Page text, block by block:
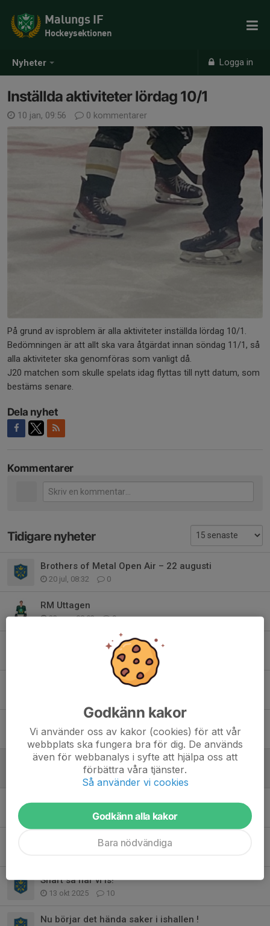
Nyheter Logga in
Malungs IF
Hockeysektionen
Inställda aktiviteter lördag 10/1
10 jan, 09:56 0 kommentarer
På grund av isproblem är alla aktiviteter inställda lördag 10/1.
Bedömningen är att allt ska vara åtgärdat innan söndag 11/1, så
alla aktiviteter ska genomföras som vanligt då.
J20 matchen som skulle spelats idag flyttas till nytt datum, som
bestäms senare.
Dela nyhet
Kommentarer
Tidigare nyheter
Brothers of Metal Open Air – 22 augusti
20 jul, 08:32 0
RM Uttagen
23 mar, 08:03 9
Malungs tjej i Dalatruppen till RM U15
13
Förändringar i tränarstaber!
19 jan, 21:34 0
Inställda aktiviteter lördag 10/1
10 jan, 09:56 0
Grattis Svea Nordqvist
19 dec 2025 5
Silvertjejer i TV pucken
Snart så har vi is!
13 okt 2025 10
Nu börjar det hända saker i ishallen !
Godkänn kakor
Vi använder oss av kakor (cookies) för att vår
webbplats ska fungera bra för dig. De används
även för webbanalys i syfte att hjälpa oss att
förbättra våra tjänster.
Så använder vi cookies
Godkänn alla kakor
Bara nödvändiga